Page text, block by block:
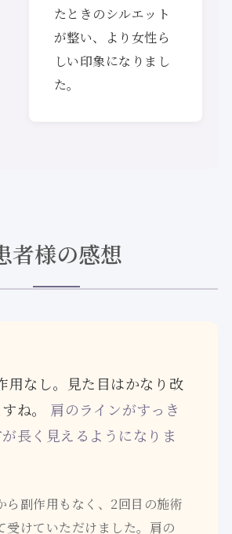
たときのシルエット
が整い、より女性ら
しい印象になりまし
た。
者様の感想
用なし。見た目はかなり改
ね。 肩のラインがすっき
長く見えるようになりま
ら副作用もなく、2回目の施術
受けていただけました。肩の